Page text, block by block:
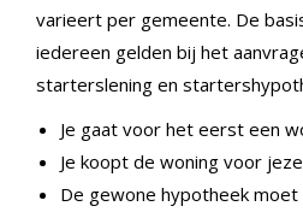
varieert per gemeente. De
iedereen gelden bij het
starterslening en
Je gaat voor het eerst een
Je koopt de woning voor
De gewone hypotheek